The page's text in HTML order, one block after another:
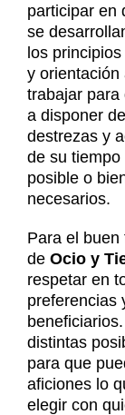
participar en
se
los
y orientación
trabajar para
a disponer
destrezas y
de su
posible o
necesarios.
Para el
deOcio y
respetar en
preferencias
distintas
para que
aficiones lo
elegir con